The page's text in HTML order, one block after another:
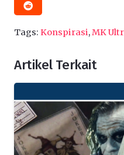
Tags: Konspirasi,MK
Artikel Terkait